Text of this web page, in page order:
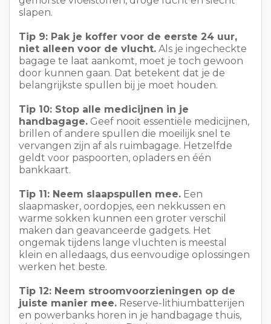
Tip 10: Stop alle medicijnen in je
handbagage.
brillen of andere spullen die moeilijk snel te
vervangen zijn af als ruimbagage. Hetzelfde
geldt voor paspoorten, opladers en één
bankkaart.
Tip 11: Neem slaapspullen mee. Een
slaapmasker, oordopjes, een nekkussen en
warme sokken kunnen een groter verschil
maken dan geavanceerde gadgets. Het
ongemak tijdens lange vluchten is meestal
klein en alledaags, dus eenvoudige oplossingen
werken het beste.
Tip 12: Neem stroomvoorzieningen op de
juiste manier mee.Reserve-lithiumbatterijen
en powerbanks horen in je handbagage thuis,
niet in je ruimbagage. Dat is een
veiligheidsvoorschrift, niet alleen een handige
tip.
Geneeskunde Moeilijk snel te vervangen
Tandenborstel +
Zorgt ervoor dat je je na de landing weer fris